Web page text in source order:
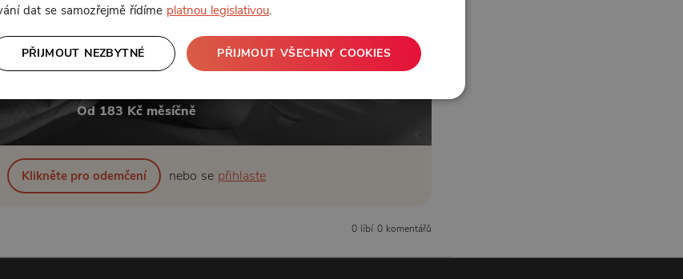
Od 183 Kč měsíčně
Klikněte pro odemčení nebo se přihlaste
0 líbí 0 komentářů
dat se samozřejmě řídíme platnou legislativou.
PŘIJMOUT VŠECHNY COOKIES
PŘIJMOUT NEZBYTNÉ